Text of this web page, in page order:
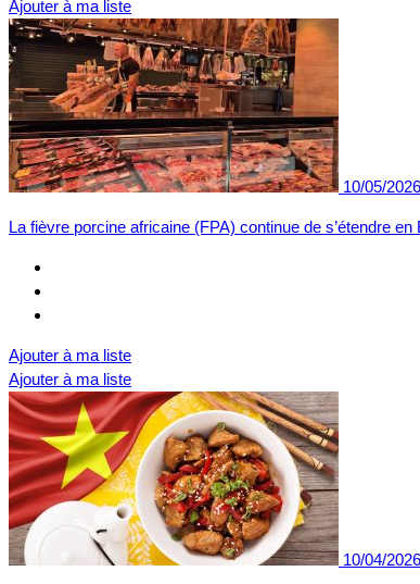
Ajouter à ma liste
10/05/2026
La fièvre porcine africaine (FPA) continue de s’étendre
Ajouter à ma liste
Ajouter à ma liste
10/04/2026